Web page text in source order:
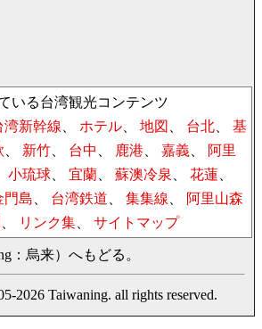
いる台湾観光コンテンツ
湾新幹線、 ホテル、 地図 、 台北、 基
、 新竹、 台中 、 鹿港、 嘉義、
阿里
小琉球、 宜蘭、 蘇澳冷泉、 花蓮、
門島、 台湾鉄道、 集集線、
阿里山森
、 リンク集、 サイトマップ
：烏来）へもどる。
2026 Taiwaning. all rights reserved.